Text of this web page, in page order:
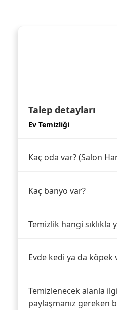
Talep detayları
Ev Temizliği
Kaç oda var? (Salon
Kaç banyo var?
Temizlik hangi sıklıkla
Evde kedi ya da köpek
Temizlenecek alanla
paylaşmanız gereken